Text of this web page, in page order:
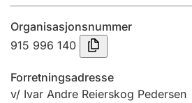
Innsending og forsinkelsesgebyr
Tinglysing
Organisasjonsnummer
915 996 140
Forretningsadresse
v/ Ivar Andre Reierskog Pedersen